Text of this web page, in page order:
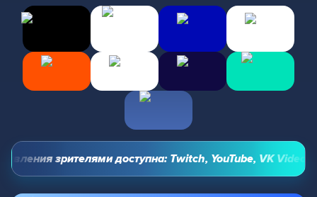
зрителями доступна: Twitch, YouTube, VK Video